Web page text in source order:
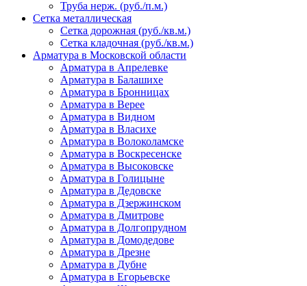
Труба нерж. (руб./п.м.)
Сетка металлическая
Сетка дорожная (руб./кв.м.)
Сетка кладочная (руб./кв.м.)
Арматура в Московской области
Арматура в Апрелевке
Арматура в Балашихе
Арматура в Бронницах
Арматура в Верее
Арматура в Видном
Арматура в Власихе
Арматура в Волоколамске
Арматура в Воскресенске
Арматура в Высоковске
Арматура в Голицыне
Арматура в Дедовске
Арматура в Дзержинском
Арматура в Дмитрове
Арматура в Долгопрудном
Арматура в Домодедове
Арматура в Дрезне
Арматура в Дубне
Арматура в Егорьевске